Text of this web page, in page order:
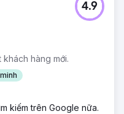
khách hàng mới.
4.9
kiếm trên Google nữa.